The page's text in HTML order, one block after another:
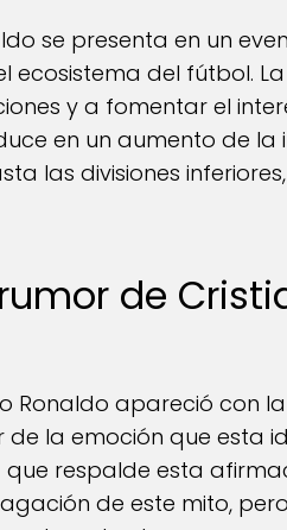
se presenta en un
ecosistema del fútbol.
y a fomentar el
en un aumento de
las divisiones
de
Ronaldo apareció con
de la emoción que esta
respalde esta
de este mito,